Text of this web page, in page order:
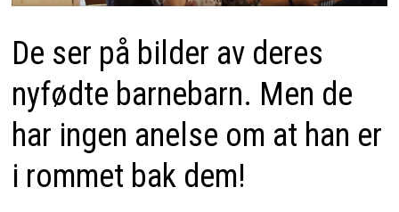
De ser på bilder av deres
nyfødte barnebarn. Men de
har ingen anelse om at han er
i rommet bak dem!